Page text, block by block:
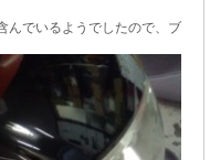
んでいるようでしたので、ブ